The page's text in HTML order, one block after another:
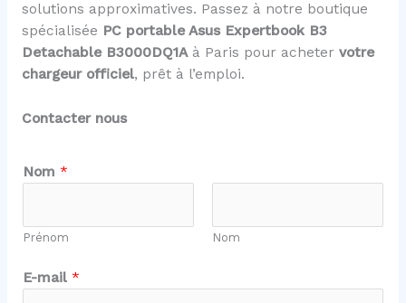
solutions approximatives. Passez à notre boutique
spécialisée PC portable Asus Expertbook B3
Detachable B3000DQ1Aà Paris pour acheter votre
chargeur officiel, prêt à l’emploi.
Contacter nous
m
e
s
g
e
Nom *
Prénom Nom
E-mail *